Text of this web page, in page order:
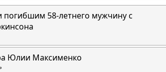
погибшим 58-летнего мужчину с
Юлии Максименко